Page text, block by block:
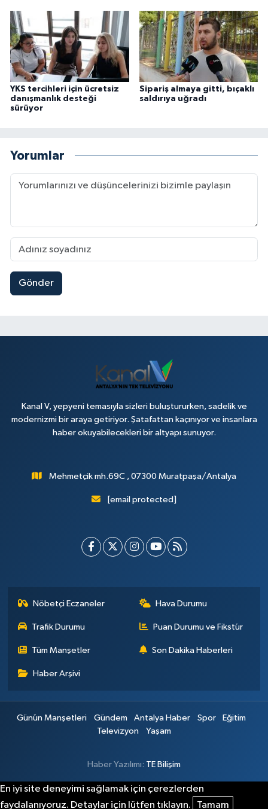
YKS tercihleri için ücretsiz
danışmanlık desteği
sürüyor
Sipariş almaya gitti, bıçaklı
saldırıya uğradı
Yorumlar
Gönder
Kanal V, yepyeni temasıyla sizleri buluştururken, sadelik ve
modernizmi bir araya getiriyor. Şatafattan kaçınıyor ve insanlara
haber okuyabilecekleri bir altyapı sunuyor.
Mehmetçik mh.69C , 07300 Muratpaşa/Antalya
[email protected]
Nöbetçi Eczaneler Hava Durumu
Trafik Durumu Puan Durumu ve Fikstür
Tüm Manşetler Son Dakika Haberleri
Haber Arşivi
Günün Manşetleri Gündem Antalya Haber Spor
Eğitim
Televizyon
Yaşam
Haber Yazılımı: TE Bilişim
En iyi site deneyimi sağlamak için çerezlerden
faydalanıyoruz. Detaylar için lütfen tıklayın.
Tamam